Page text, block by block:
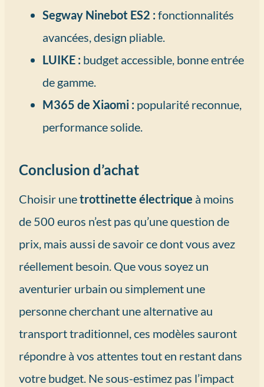
Segway Ninebot ES2 :fonctionnalités
avancées, design pliable.
LUIKE : budget accessible, bonne entrée
de gamme.
M365 de Xiaomi : popularité reconnue,
performance solide.
Conclusion d’achat
Choisir unetrottinette électrique à moins
de 500 euros n’est pas qu’une question de
prix, mais aussi de savoir ce dont vous avez
réellement besoin. Que vous soyez un
aventurier urbain ou simplement une
personne cherchant une alternative au
transport traditionnel, ces modèles sauront
répondre à vos attentes tout en restant dans
votre budget. Ne sous-estimez pas l’impact